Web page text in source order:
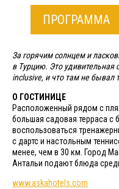
ПРОГРАММА
За горячим солнцем и
в Турцию. Это удивительная
inclusive, и что там не бывал
О ГОСТИНИЦЕ
Расположенный рядом с
большая садовая терраса с
воспользоваться
с дартс и настольным
менее, чем в 30 км. Город
Антальи подают блюда
www.askahotels.com​